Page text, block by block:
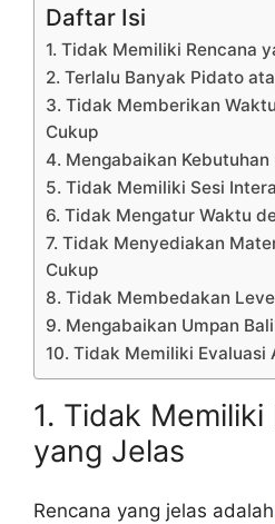
Daftar Isi
1. Tidak Memiliki Rencana
2. Terlalu Banyak Pidato
3. Tidak Memberikan
Cukup
4. Mengabaikan Kebutuhan
5. Tidak Memiliki Sesi
6. Tidak Mengatur Waktu
7. Tidak Menyediakan
Cukup
8. Tidak Membedakan
9. Mengabaikan Umpan
10. Tidak Memiliki Evaluasi
1. Tidak Memiliki
yang Jelas
Rencana yang jelas adalah